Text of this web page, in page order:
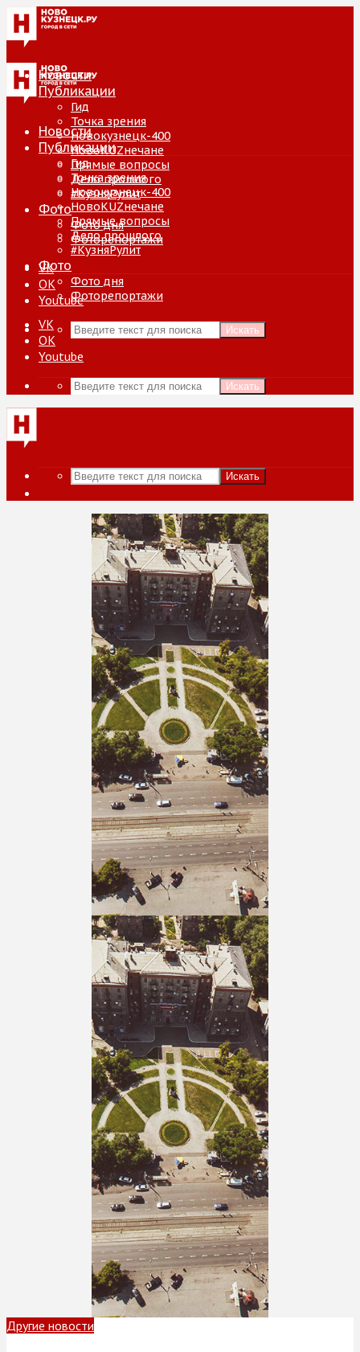
Новости
Публикации
Гид
Точка зрения
Новокузнецк-400
НовоKUZнечане
Прямые вопросы
Дело прошлого
#КузняРулит
Фото
Фото дня
Фоторепортажи
VK
ОК
Youtube
Искать
Новости
Публикации
Гид
Точка зрения
Новокузнецк-400
НовоKUZнечане
Прямые вопросы
Дело прошлого
#КузняРулит
Фото
Фото дня
Фоторепортажи
VK
ОК
Youtube
Искать
Искать
Другие новости